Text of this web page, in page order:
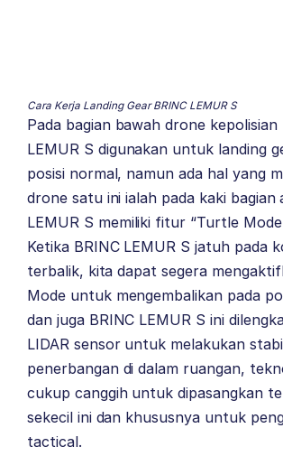
Cara Kerja Landing Gear BRINC LEMUR S
Pada bagian bawah drone kepolisian
LEMUR S digunakan untuk landing
posisi normal, namun ada hal yang
drone satu ini ialah pada kaki bagian
LEMUR S memiliki fitur “Turtle
Ketika BRINC LEMUR S jatuh pada
terbalik, kita dapat segera
Mode untuk mengembalikan pada
dan juga BRINC LEMUR S ini
LIDAR sensor untuk melakukan
penerbangan di dalam ruangan,
cukup canggih untuk dipasangkan
sekecil ini dan khususnya untuk
tactical.